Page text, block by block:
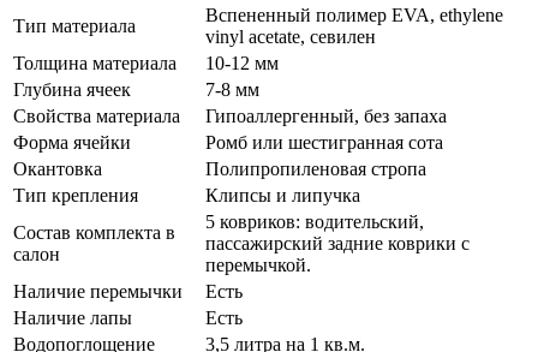
Тип материала
Вспененный полимер EVA, ethylene
vinyl acetate, севилен
Толщина материала
10-12 мм
Глубина ячеек
7-8 мм
Свойства материала
Гипоаллергенный, без запаха
Форма ячейки
Ромб или шестигранная сота
Окантовка
Полипропиленовая стропа
Тип крепления
Клипсы и липучка
Состав комплекта в
салон
5 ковриков: водительский,
пассажирский задние коврики с
перемычкой.
Наличие перемычки
Есть
Наличие лапы
Есть
Водопоглощение
3,5 литра на 1 кв.м.